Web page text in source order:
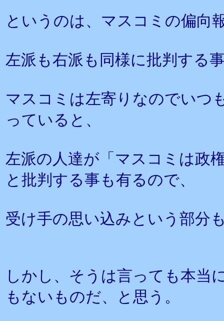
というのは、マスコミの偏向
左派も右派も同様に批判する
マスコミは左寄りなのでいつ
っていると、
左派の人達が「マスコミは政
と批判する事も有るので、
受け手の思い込みという部分
しかし、そうは言っても本当
もないものだ、と思う。